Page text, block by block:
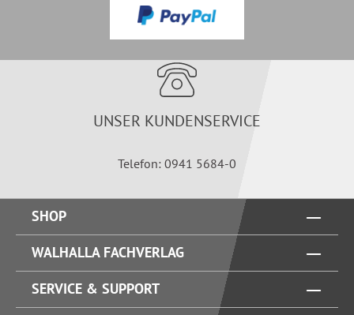
UNSER KUNDENSERVICE
Telefon: 0941 5684-0
SHOP
WALHALLA FACHVERLAG
SERVICE & SUPPORT